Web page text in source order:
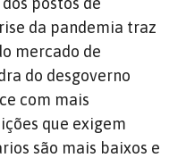
da pandemia traz
mercado de
do desgoverno
com mais
que exigem
são mais baixos e